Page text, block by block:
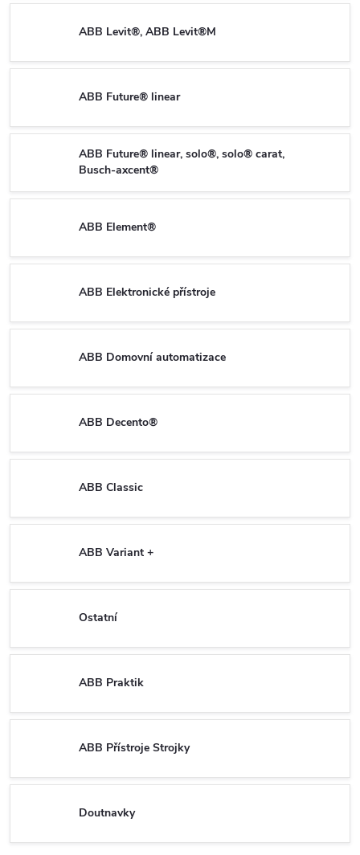
ABB Levit®, ABB Levit®M
ABB Future® linear
ABB Future® linear, solo®, solo® carat,
Busch-axcent®
ABB Element®
ABB Elektronické přístroje
ABB Domovní automatizace
ABB Decento®
ABB Classic
ABB Variant +
Ostatní
ABB Praktik
ABB Přístroje Strojky
Doutnavky